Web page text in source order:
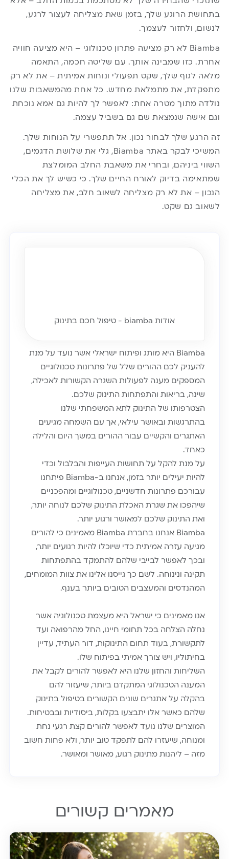
בתחושת הרוגע שלך, בזמן שאת מצליחה לעצור לרגע,
לנשום, ולחזור לעצמך.
Biamba לא רק מציעה פתרון טכנולוגי – היא מציעה חוויה
אחרת. כזו שמבינה אותך. עם שליטה חכמה, התאמה
מלאה לגוף שלך, שקט תפעולי ונוחות אמיתית – את לא רק
מתפקדת, את מתמלאת מחדש. כל אחת מהמשאבות שלנו
נולדה מתוך מטרה אחת: לאפשר לך להיות גם אמא נוכחת
וגם אישה שנמצאת שם גם בשביל עצמה.
זה הרגע שלך לבחור נכון. אל תתפשרי על הנוחות שלך.
המשיכי לבקר באתר Biamba, גלי את שלושת הדגמים,
השווי ביניהם, ובחרי את משאבת החלב המומלצת
שמתאימה בדיוק לאורח החיים שלך. כי כשיש לך את הכלי
הנכון – את לא רק מצליחה לשאוב חלב, את מצליחה
לשאוב גם שקט.
אודות biamba - טיפול חכם בתינוק
Biamba היא מותג ופיתוח ישראלי אשר נועד על מנת
להעניק לכם ההורים שלל של פתרונות טכנולוגיים
המספקים מענה לפעולות השגרה הקשורות לאכילה,
שינה, בריאות והתפתחות התינוק שלכם.
הצטרפותו של התינוק לתא המשפחתי שלנו
בהתרגשות ובאושר עילאי, אך עם השמחה מגיעים
האתגרים והקשיים עבור ההורים במשך היום והלילה
כאחד.
על מנת להקל על תחושות העייפות והבלבול וכדי
להיות יעילים יותר בזמן, אנחנו ב-Biamba פיתחנו
עבורכם פתרונות חדשניים, טכנולוגיים ומהפכניים
שיהפכו את שגרת האכלת התינוק שלכם לנוחה יותר,
ואת התינוק שלכם למאושר ורגוע יותר.
Biamba אנחנו בחברת Biamba מאמינים כי להורים
מגיעה עזרה אמיתית כדי שיוכלו להיות רגועים יותר,
ובכך לאפשר לבייבי שלהם להתמקד בהתפתחות
תקינה ונינוחה. לשם כך גייסנו אלינו את צוות המומחים,
המהנדסים והמעצבים הטובים ביותר בענף.
אנו מאמינים כי ישראל היא מעצמת טכנולוגיה אשר
נחלה הצלחה בכל תחומי חיינו, החל מהרפואה ועד
לתקשורת, בעוד תחום התינוקות, דור העתיד, עדיין
בחיתוליו, ויש צורך אמיתי בפיתוח שלו.
השליחות והחזון שלנו היא לאפשר להורים לקבל את
המענה הטכנולוגי המתקדם ביותר, שיעזור להם
בהקלה על אתגרים שונים הקשורים בטיפול בתינוק
שלהם כאשר אלו יתבצעו בקלות, ביסודיות ובבטיחות.
המוצרים שלנו נועד לאפשר להורים קצת רגעי נחת
ומנוחה, שיעזרו להם לתפקד טוב יותר, ולא פחות חשוב
מזה – ליהנות מתינוק רגוע, מאושר ומאושר.
מאמרים קשורים